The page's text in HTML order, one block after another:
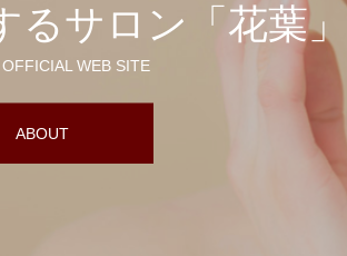
サロン「花葉」
OFFICIAL WEB SITE
ABOUT